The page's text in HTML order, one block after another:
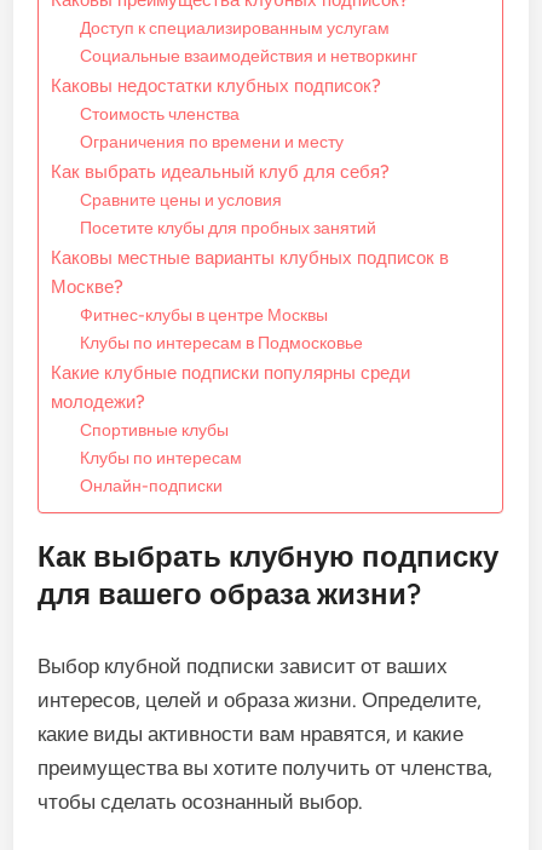
Доступ к специализированным услугам
Социальные взаимодействия и нетворкинг
Каковы недостатки клубных подписок?
Стоимость членства
Ограничения по времени и месту
Как выбрать идеальный клуб для себя?
Сравните цены и условия
Посетите клубы для пробных занятий
Каковы местные варианты клубных подписок в
Москве?
Фитнес-клубы в центре Москвы
Клубы по интересам в Подмосковье
Какие клубные подписки популярны среди
молодежи?
Спортивные клубы
Клубы по интересам
Онлайн-подписки
Как выбрать клубную подписку
для вашего образа жизни?
Выбор клубной подписки зависит от ваших
интересов, целей и образа жизни. Определите,
какие виды активности вам нравятся, и какие
преимущества вы хотите получить от членства,
чтобы сделать осознанный выбор.